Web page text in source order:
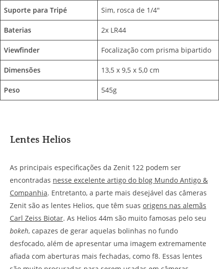
Suporte para Tripé Sim, rosca de 1/4″
Baterias 2x LR44
Viewfinder Focalização com prisma bipartido
Dimensões 13,5 x 9,5 x 5,0 cm
Peso 545g
Lentes Helios
As principais especificações da Zenit 122 podem ser
encontradas nesse excelente artigo do blog Mundo Antigo &
Companhia. Entretanto, a parte mais desejável das câmeras
Zenit são as lentes Helios, que têm suas origens nas alemãs
Carl Zeiss Biotar. As Helios 44m são muito famosas pelo seu
bokeh, capazes de gerar aquelas bolinhas no fundo
desfocado, além de apresentar uma imagem extremamente
afiada com aberturas mais fechadas, como f8. Essas lentes